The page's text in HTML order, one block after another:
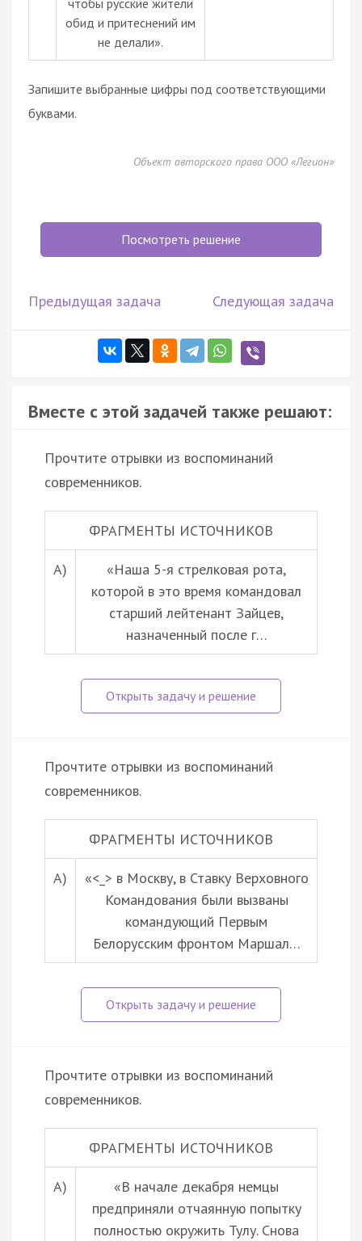
обид и притеснений им
не делали».
Запишите выбранные цифры под соответствующими
буквами.
Объект авторского права ООО «Легион»
Посмотреть решение
Предыдущая задача Следующая задача
Вместе с этой задачей также решают:
Прочтите отрывки из воспоминаний
современников.
ФРАГМЕНТЫ ИСТОЧНИКОВ
А)
«Наша 5-я стрелковая рота,
которой в это время командовал
старший лейтенант Зайцев,
назначенный после г…
Прочтите отрывки из воспоминаний
современников.
ФРАГМЕНТЫ ИСТОЧНИКОВ
А)
«<_> в Москву, в Ставку Верховного
Командования были вызваны
командующий Первым
Белорусским фронтом Маршал…
Прочтите отрывки из воспоминаний
современников.
ФРАГМЕНТЫ ИСТОЧНИКОВ
А)
«В начале декабря немцы
предприняли отчаянную попытку
полностью окружить Тулу. Снова